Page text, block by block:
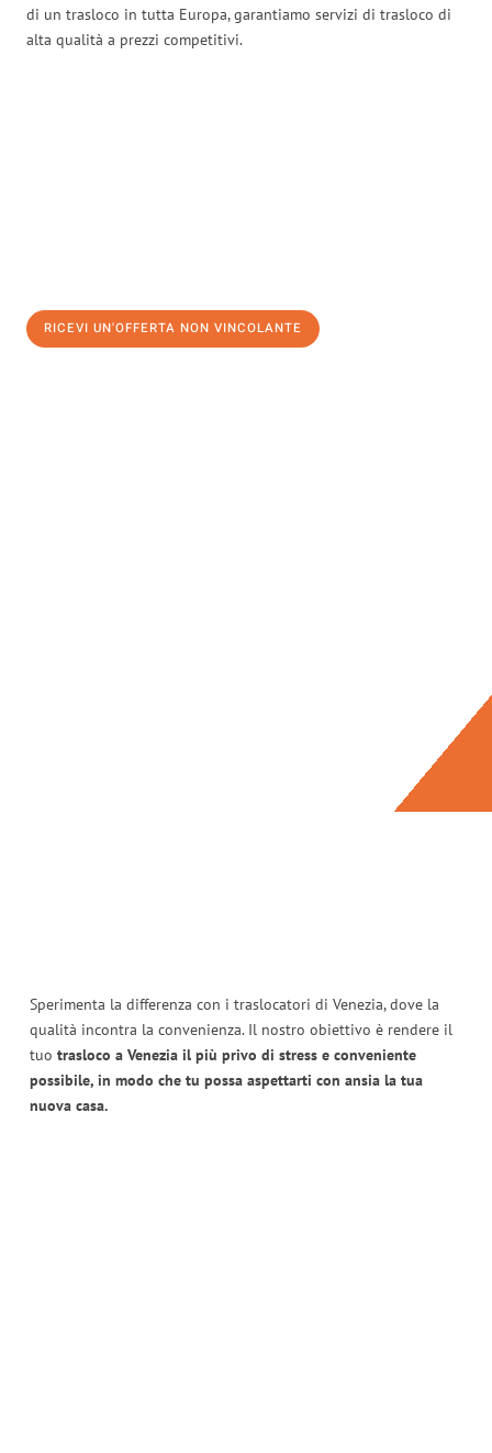
di un trasloco in tutta Europa, garantiamo servizi di trasloco di
alta qualità a prezzi competitivi.
RICEVI UN'OFFERTA NON VINCOLANTE
Sperimenta la differenza con i traslocatori di Venezia, dove la
qualità incontra la convenienza. Il nostro obiettivo è rendere il
tuo trasloco a Venezia il più privo di stress e conveniente
possibile, in modo che tu possa aspettarti con ansia la tua
nuova casa.